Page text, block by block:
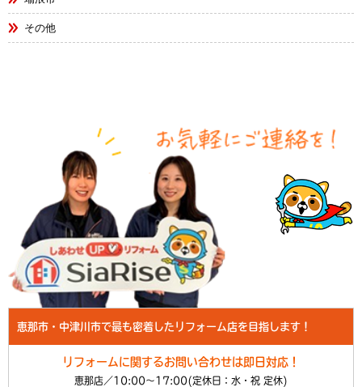
その他
恵那市・中津川市で最も密着したリフォーム店を目指します！
リフォームに関するお問い合わせは即日対応！
恵那店／10:00～17:00(定休日：水・祝 定休)